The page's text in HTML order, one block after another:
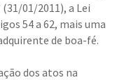
(31/01/2011), a Lei
54 a 62, mais uma
de boa-fé.
dos atos na